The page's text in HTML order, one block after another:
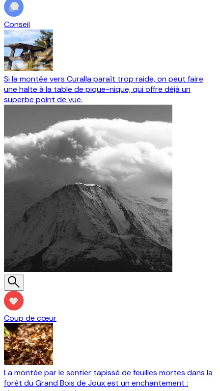
Conseil
Si la montée vers Curalla paraît trop raide, on peut faire
une halte à la table de pique-nique, qui offre déjà un
superbe point de vue.
Coup de cœur
La montée par le sentier tapissé de feuilles mortes dans la
forêt du Grand Bois de Joux est un enchantement :